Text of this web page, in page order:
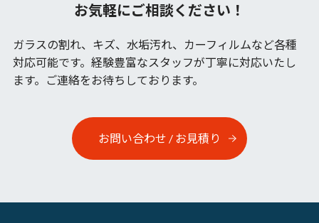
お気軽にご相談ください！
ガラスの割れ、キズ、水垢汚れ、カーフィルムなど各種
対応可能です。 経験豊富なスタッフが丁寧に対応いたし
ます。ご連絡をお待ちしております。
お問い合わせ / お見積り